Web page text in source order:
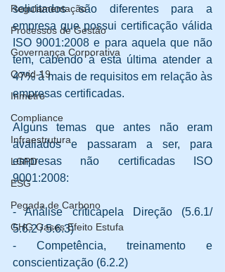
Regulamentação
Processos de Gestão
Governança Corporativa
Covid-19
Inmetro
Compliance
Infraestrutura
LGPD
ESG
Pegada de Carbono
GHG Gases Efeito Estufa
solicitados são diferentes para a
empresa que possui certificação válida
ISO 9001:2008 e para aquela que não
tem, cabendo à esta última atender a
47% à mais de requisitos em relação às
empresas certificadas.
Alguns temas que antes não eram
avaliados e passaram a ser, para
empresas não certificadas ISO
9001:2008:
- Análise críticapela Direção (5.6.1/
5.6.2 / 5.6.3)
- Competência, treinamento e
conscientização (6.2.2)